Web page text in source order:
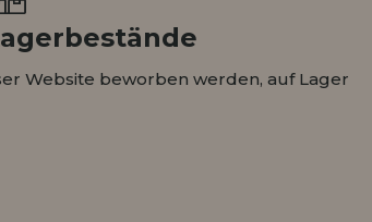
Website beworben werden, auf Lager